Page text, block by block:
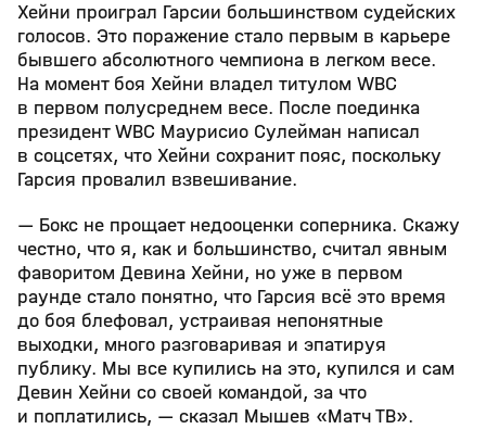
Хейни проиграл Гарсии большинством судейских
голосов. Это поражение стало первым в карьере
бывшего абсолютного чемпиона в легком весе.
На момент боя Хейни владел титулом WBC
в первом полусреднем весе. После поединка
президент WBC Маурисио Сулейман написал
в соцсетях, что Хейни сохранит пояс, поскольку
Гарсия провалил взвешивание.
— Бокс не прощает недооценки соперника. Скажу
честно, что я, как и большинство, считал явным
фаворитом Девина Хейни, но уже в первом
раунде стало понятно, что Гарсия всё это время
до боя блефовал, устраивая непонятные
выходки, много разговаривая и эпатируя
публику. Мы все купились на это, купился и сам
Девин Хейни со своей командой, за что
и поплатились, — сказал Мышев «Матч ТВ».